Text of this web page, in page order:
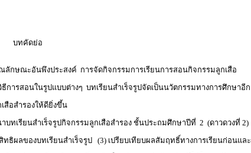
บทคัดย่อ
ณะอันพึงประสงค์ การจัดกิจกรรมการเรียนการสอนกิจกรรมลูกเสือ
ารสอนในรูปแบบต่างๆ บทเรียนสำเร็จรูปจัดเป็นนวัตกรรมทางการศึกษาอีก
สือสำรองให้ดียิ่งขึ้น
นสำเร็จรูปกิจกรรมลูกเสือสำรอง ชั้นประถมศึกษาปีที่ 2 (ดาวดวงที่ 2)
ผลของบทเรียนสำเร็จรูป (3) เปรียบเทียบผลสัมฤทธิ์ทางการเรียนก่อนและ